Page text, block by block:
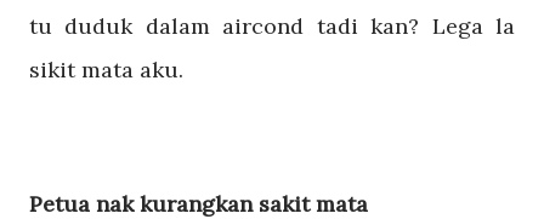
tu duduk dalam aircond tadi kan? Lega la
sikit mata aku.
Petua nak kurangkan sakit mata